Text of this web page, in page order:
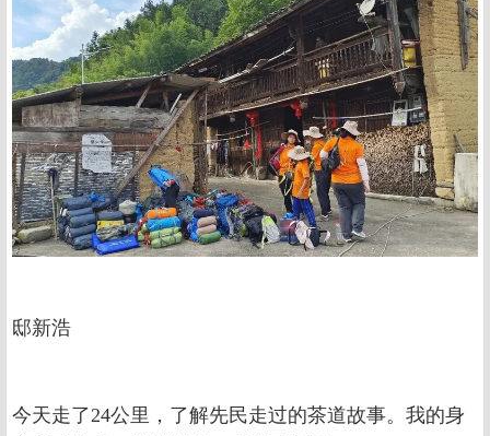
邸新浩
今天走了24公里，了解先民走过的茶道故事。我的身